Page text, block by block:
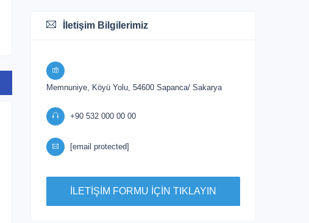
İletişim Bilgilerimiz
Memnuniye, Köyü Yolu, 54600 Sapanca/ Sakarya
+90 532 000 00 00
[email protected]
İLETİŞİM FORMU İÇİN TIKLAYIN